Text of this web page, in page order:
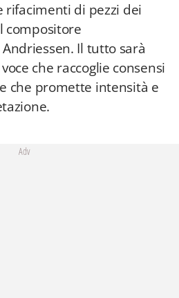
rifacimenti di pezzi dei
compositore
Andriessen. Il tutto sarà
che raccoglie consensi
che promette intensità e
Adv